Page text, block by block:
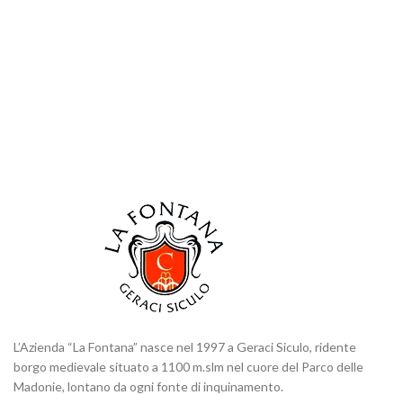
L’Azienda “La Fontana” nasce nel 1997 a Geraci Siculo, ridente
borgo medievale situato a 1100 m.slm nel cuore del Parco delle
Madonie, lontano da ogni fonte di inquinamento.